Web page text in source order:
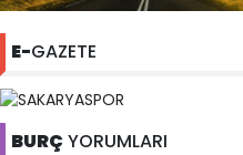
E-GAZETE
BURÇ YORUMLARI